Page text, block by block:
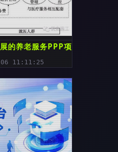
的养老服务PPP项目操作流程
06 11:11:25